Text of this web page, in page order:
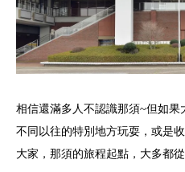
相信還滿多人不認識那須~但如
不同以往的特別地方玩耍，或是
大家，那須的旅程起點，大多都